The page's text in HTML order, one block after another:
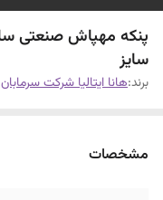
سایز
برند:هانا ایتالیا شرکت سرمابان
مشخصات